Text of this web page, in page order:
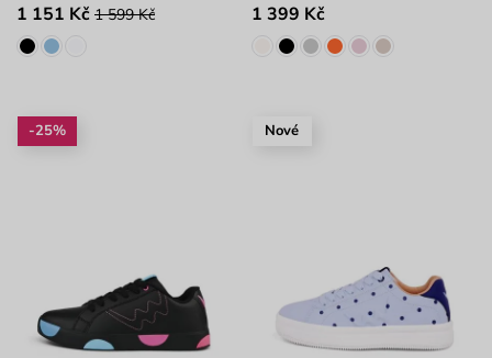
1 151 Kč 1 599 Kč 1 399 Kč
-25% Nové